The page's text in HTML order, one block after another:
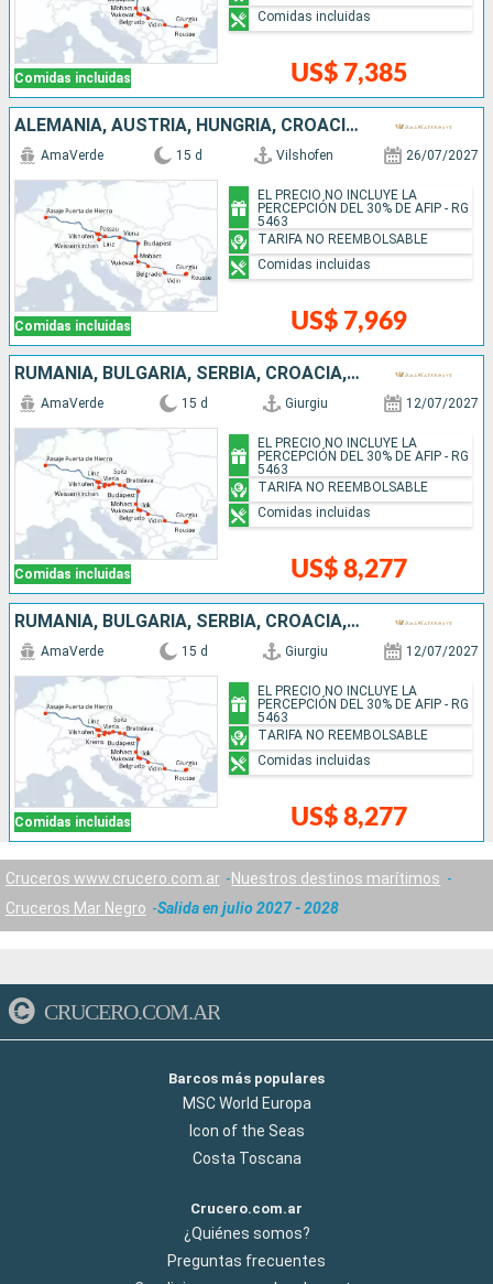
Comidas incluidas US$ 7,385
Comidas incluidas
ALEMANIA, AUSTRIA, HUNGRÍA, CROACIA, SERBIA, BULGARIA, RUMANIA
Comidas incluidas
AmaVerde 15 d Vilshofen 26/07/2027
US$ 7,969
EL PRECIO NO INCLUYE LA
PERCEPCIÓN DEL 30% DE AFIP - RG
5463
TARIFA NO REEMBOLSABLE
Comidas incluidas
RUMANIA, BULGARIA, SERBIA, CROACIA, HUNGRÍA, ESLOVAQUIA, AUSTRIA, ALEMANIA
Comidas incluidas
AmaVerde 15 d Giurgiu 12/07/2027
US$ 8,277
EL PRECIO NO INCLUYE LA
PERCEPCIÓN DEL 30% DE AFIP - RG
5463
TARIFA NO REEMBOLSABLE
Comidas incluidas
RUMANIA, BULGARIA, SERBIA, CROACIA, HUNGRÍA, ESLOVAQUIA, AUSTRIA, ALEMANIA
Comidas incluidas
AmaVerde 15 d Giurgiu 12/07/2027
US$ 8,277
EL PRECIO NO INCLUYE LA
PERCEPCIÓN DEL 30% DE AFIP - RG
5463
TARIFA NO REEMBOLSABLE
Comidas incluidas
Cruceros www.crucero.com.ar
Nuestros destinos marítimos
Cruceros Mar Negro
Salida en julio 2027 - 2028
CRUCERO.COM.AR
Barcos más populares
MSC World Europa
Icon of the Seas
Costa Toscana
Crucero.com.ar
¿Quiénes somos?
Preguntas frecuentes